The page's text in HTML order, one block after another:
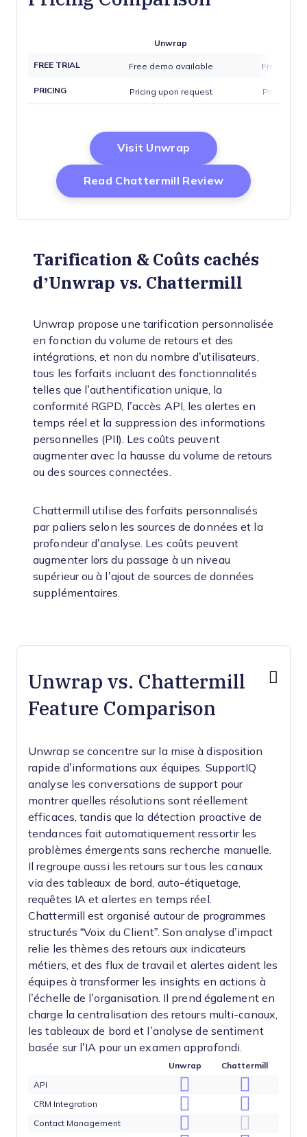
Unwrap
FREE TRIAL Free demo available Free
PRICING Pricing upon request Pricing
Visit Unwrap Opens New Window
Read Chattermill ReviewOpens New
Tarification & Coûts cachés
d’Unwrap vs. Chattermill
Unwrap propose une tarification personnalisée
en fonction du volume de retours et des
intégrations, et non du nombre d’utilisateurs,
tous les forfaits incluant des fonctionnalités
telles que l’authentification unique, la
conformité RGPD, l’accès API, les alertes en
temps réel et la suppression des informations
personnelles (PII). Les coûts peuvent
augmenter avec la hausse du volume de retours
ou des sources connectées.
Chattermill utilise des forfaits personnalisés
par paliers selon les sources de données et la
profondeur d’analyse. Les coûts peuvent
augmenter lors du passage à un niveau
supérieur ou à l’ajout de sources de données
supplémentaires.
Unwrap vs. Chattermill
Feature Comparison
Unwrap se concentre sur la mise à disposition
rapide d’informations aux équipes. SupportIQ
analyse les conversations de support pour
montrer quelles résolutions sont réellement
efficaces, tandis que la détection proactive de
tendances fait automatiquement ressortir les
problèmes émergents sans recherche manuelle.
Il regroupe aussi les retours sur tous les canaux
via des tableaux de bord, auto-étiquetage,
requêtes IA et alertes en temps réel.
Chattermill est organisé autour de programmes
structurés “Voix du Client”. Son analyse d’impact
relie les thèmes des retours aux indicateurs
métiers, et des flux de travail et alertes aident les
équipes à transformer les insights en actions à
l’échelle de l’organisation. Il prend également en
charge la centralisation des retours multi-canaux,
les tableaux de bord et l’analyse de sentiment
basée sur l’IA pour un examen approfondi.
Unwrap
Chattermill
API
CRM Integration
Contact Management